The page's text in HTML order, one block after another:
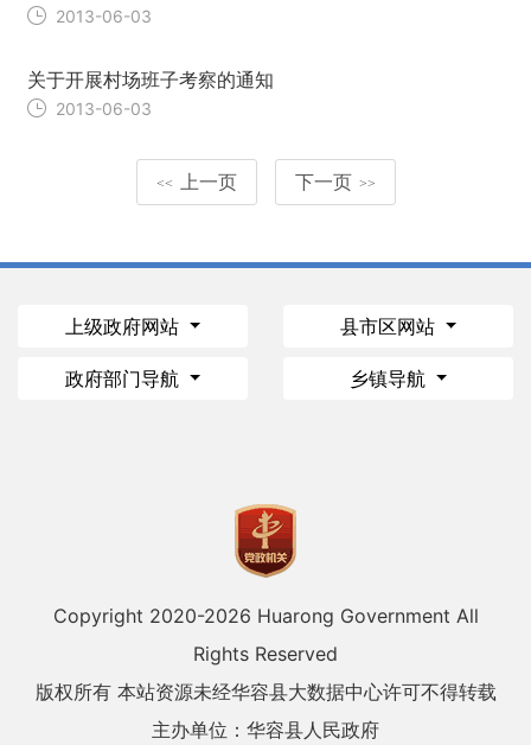
2013-06-03
关于开展村场班子考察的通知
2013-06-03
<< 上一页 下一页 >>
上级政府网站 县市区网站
政府部门导航 乡镇导航
Copyright 2020-2026 Huarong Government All
Rights Reserved
版权所有 本站资源未经华容县大数据中心许可不得转载
主办单位：华容县人民政府